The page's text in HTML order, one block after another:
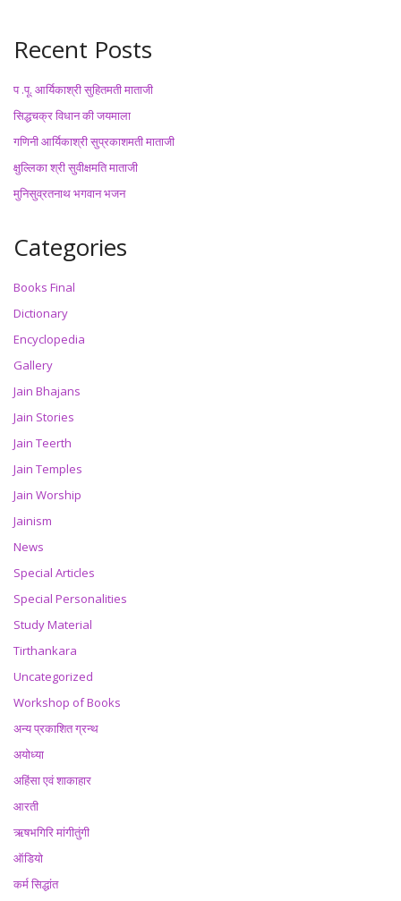
Recent Posts
प .पू. आर्यिकाश्री सुहितमती माताजी
सिद्धचक्र विधान की जयमाला
गणिनी आर्यिकाश्री सुप्रकाशमती माताजी
क्षुल्लिका श्री सुवीक्षमति माताजी
मुनिसुव्रतनाथ भगवान भजन
Categories
Books Final
Dictionary
Encyclopedia
Gallery
Jain Bhajans
Jain Stories
Jain Teerth
Jain Temples
Jain Worship
Jainism
News
Special Articles
Special Personalities
Study Material
Tirthankara
Uncategorized
Workshop of Books
अन्य प्रकाशित ग्रन्थ
अयोध्या
अहिंसा एवं शाकाहार
आरती
ऋषभगिरि मांगीतुंगी
ऑडियो
कर्म सिद्धांत